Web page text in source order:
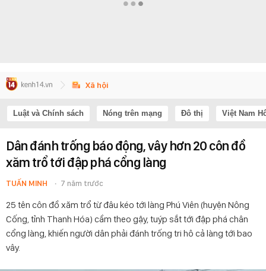
Xã hội
Luật và Chính sách Nóng trên mạng Đô thị Việt Nam
Dân đánh trống báo động, vây hơn 20 côn đồ
xăm trổ tới đập phá cổng làng
TUẤN MINH 7 năm trước
25 tên côn đồ xăm trổ từ đâu kéo tới làng Phú Viên (huyện Nông
Cống, tỉnh Thanh Hóa) cầm theo gậy, tuýp sắt tới đập phá chân
cổng làng, khiến người dân phải đánh trống tri hô cả làng tới bao
vây.